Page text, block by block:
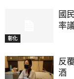
彰化
國
率
反
酒